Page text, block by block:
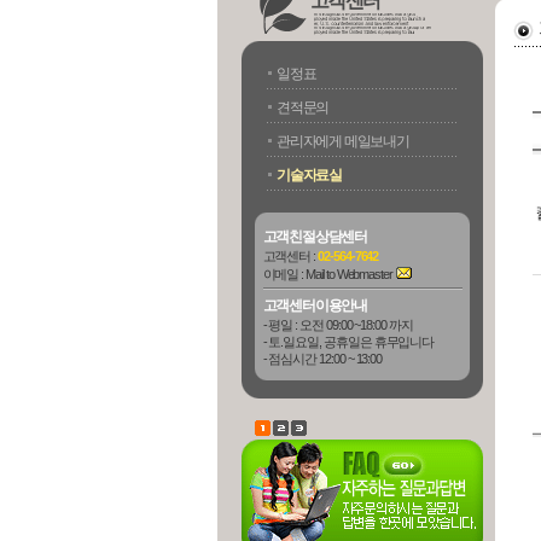
일정표
견적문의
관리자에게 메일보내기
기술자료실
고객친절상담센터
고객센터 :02-564-7642
이메일 : Mail to Webmaster
고객센터이용안내
- 평일 : 오전 09:00 ~18:00 까지
- 토.일요일, 공휴일은 휴무입니다
- 점심시간 12:00 ~ 13:00